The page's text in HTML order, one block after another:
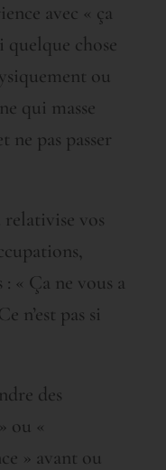
avec « ça
quelque chose
ou
qui masse
pas passer
vos
« Ça ne vous a
n’est pas si
des
ou «
» avant ou